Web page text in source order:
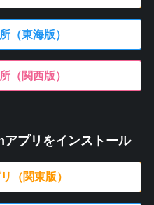
（東海版）
（関西版）
プリをインストール
（関東版）